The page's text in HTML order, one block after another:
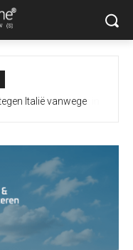
Italië vanwege